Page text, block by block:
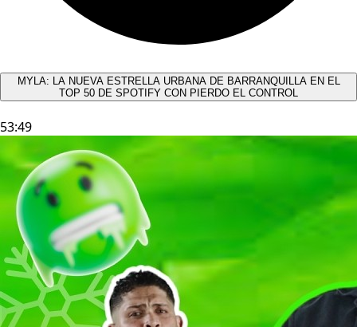
MYLA: LA NUEVA ESTRELLA URBANA DE BARRANQUILLA EN EL
TOP 50 DE SPOTIFY CON PIERDO EL CONTROL
53:49